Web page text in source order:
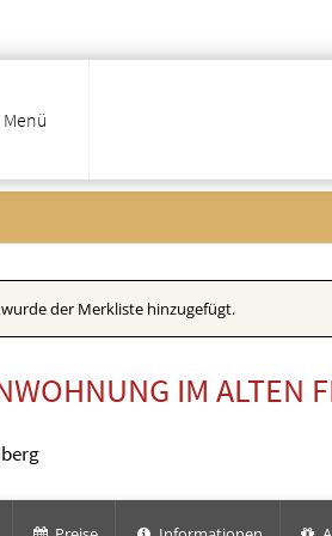
Menü
wurde der Merkliste hinzugefügt.
IM ALTEN